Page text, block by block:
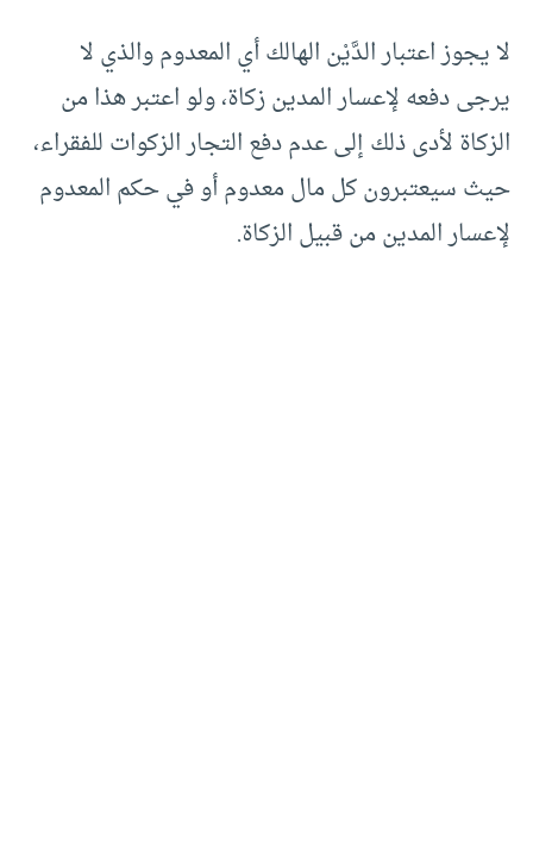
لا يجوز اعتبار الدَّيْن الهالك أي المعدوم والذي لا
يرجى دفعه لإعسار المدين زكاة، ولو اعتبر هذا من
الزكاة لأدى ذلك إلى عدم دفع التجار الزكوات للفقراء،
حيث سيعتبرون كل مال معدوم أو في حكم المعدوم
لإعسار المدين من قبيل الزكاة.